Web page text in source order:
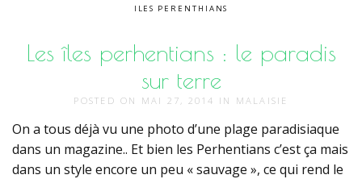
ILES PERENTHIANS
Les îles perhentians : le paradis
sur terre
POSTED ON MAI 27, 2014 IN MALAISIE
On a tous déjà vu une photo d’une plage paradisiaque
dans un magazine.. Et bien les Perhentians c’est ça mais
dans un style encore un peu « sauvage », ce qui rend le